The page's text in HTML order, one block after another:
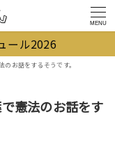
MENU
ール2026
お話をするそうです。
憲法のお話をす